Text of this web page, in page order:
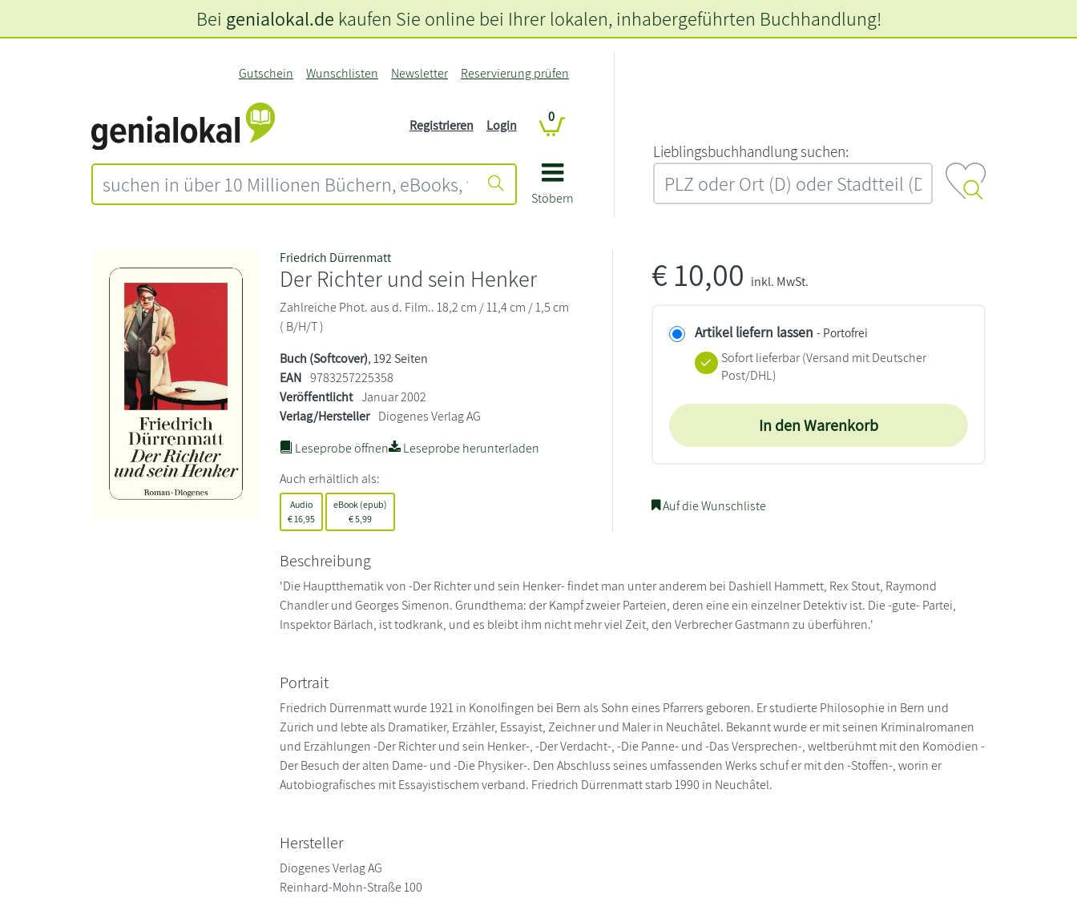
Stöbern
Gutschein Wunschlisten Newsletter Reservierung prüfen
Registrieren Login
0
L‍i‍e‍b‍l‍i‍n‍g‍s‍b‍u‍c‍h‍h‍a‍n‍d‍l‍u‍n‍g‍ ‍s‍u‍c‍h‍e‍n‍:‍
Bei genialokal.de kaufen Sie online bei Ihrer lokalen, inhabergeführten Buchhandlung!
Friedrich Dürrenmatt
Der Richter und sein Henker
Zahlreiche Phot. aus d. Film.. 18,2 cm / 11,4 cm / 1,5 cm
( B/H/T )
Buch (Softcover), 192 Seiten
EAN 9783257225358
Veröffentlicht Januar 2002
Verlag/Hersteller Diogenes Verlag AG
Leseprobe öffnen
Leseprobe herunterladen
Auch erhältlich als:
Audio
€ 16,95
eBook (epub)
€5,99
€10,00 inkl. MwSt.
Artikel liefern lassen - Portofrei
Sofort lieferbar(Versand mit Deutscher
Post/DHL)
In den Warenkorb
Auf die Wunschliste
Beschreibung
'Die Hauptthematik von -Der Richter und sein Henker- findet man unter anderem bei Dashiell Hammett, Rex Stout, Raymond
Chandler und Georges Simenon. Grundthema: der Kampf zweier Parteien, deren eine ein einzelner Detektiv ist. Die -gute- Partei,
Inspektor Bärlach, ist todkrank, und es bleibt ihm nicht mehr viel Zeit, den Verbrecher Gastmann zu überführen.'
Portrait
Friedrich Dürrenmatt wurde 1921 in Konolfingen bei Bern als Sohn eines Pfarrers geboren. Er studierte Philosophie in Bern und
Zürich und lebte als Dramatiker, Erzähler, Essayist, Zeichner und Maler in Neuchâtel. Bekannt wurde er mit seinen Kriminalromanen
und Erzählungen -Der Richter und sein Henker-, -Der Verdacht-, -Die Panne- und -Das Versprechen-, weltberühmt mit den Komödien -
Der Besuch der alten Dame- und -Die Physiker-. Den Abschluss seines umfassenden Werks schuf er mit den -Stoffen-, worin er
Autobiografisches mit Essayistischem verband. Friedrich Dürrenmatt starb 1990 in Neuchâtel.
Hersteller
Diogenes Verlag AG
Reinhard-Mohn-Straße 100